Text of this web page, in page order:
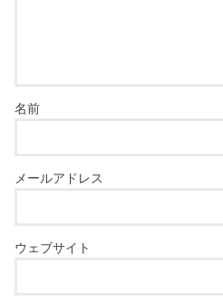
名前
メールアドレス
ウェブサイト